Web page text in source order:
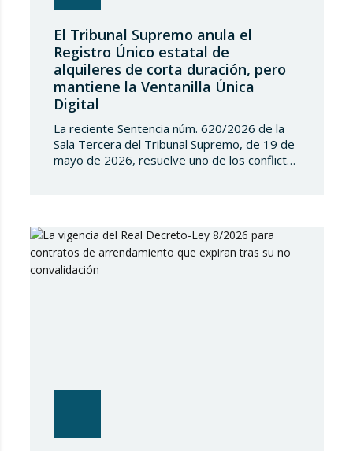
El Tribunal Supremo anula el
Registro Único estatal de
alquileres de corta duración, pero
mantiene la Ventanilla Única
Digital
La reciente Sentencia núm. 620/2026 de la
Sala Tercera del Tribunal Supremo, de 19 de
mayo de 2026, resuelve uno de los conflictos
Arrendamientos vinculado al Registro de la…